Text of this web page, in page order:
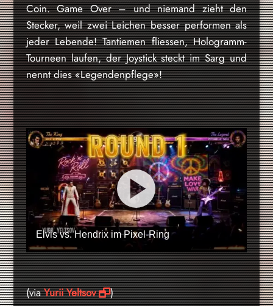
Coin. Game Over – und niemand zieht den
Stecker, weil zwei Leichen besser performen als
jeder Lebende! Tantiemen fliessen, Hologramm-
Tourneen laufen, der Joystick steckt im Sarg und
nennt dies «Legendenpflege»!
Elvis vs. Hendrix im Pixel-Ring
(viaYurii Yeltsov
)